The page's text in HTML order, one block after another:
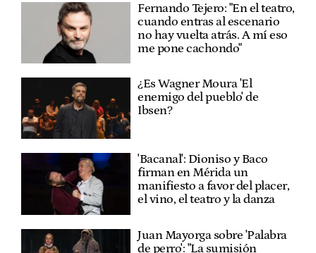
Fernando Tejero: "En el teatro,
cuando entras al escenario
no hay vuelta atrás. A mí eso
me pone cachondo"
¿Es Wagner Moura 'El
enemigo del pueblo' de
Ibsen?
'Bacanal': Dioniso y Baco
firman en Mérida un
manifiesto a favor del placer,
el vino, el teatro y la danza
Juan Mayorga sobre 'Palabra
de perro': "La sumisión